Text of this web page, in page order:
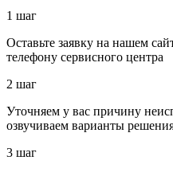
1 шаг
Оставьте заявку на нашем
телефону сервисного центра
2 шаг
Уточняем у вас причину
озвучиваем варианты
3 шаг